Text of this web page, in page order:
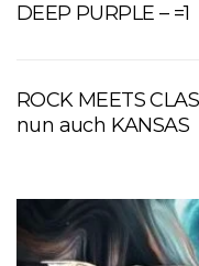
DEEP PURPLE – =1
ROCK MEETS
nun auch KANSAS